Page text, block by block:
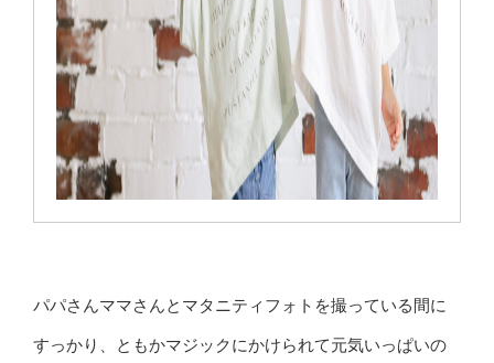
パパさんママさんとマタニティフォトを撮っている間に
すっかり、ともかマジックにかけられて元気いっぱいの